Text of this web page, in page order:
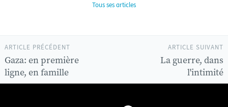
Tous ses articles
ARTICLE SUIVANT
La guerre, dans
l'intimité
ARTICLE PRÉCÉDENT
Gaza: en première
ligne, en famille